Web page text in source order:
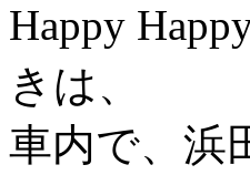
Happy
きは、
車内で、